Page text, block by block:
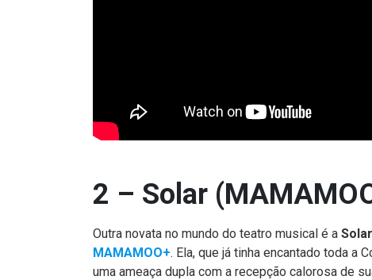
2 – Solar
Outra novata no mundo do teatro musical é a Solar
MAMAMOO+. Ela, que já tinha encantado toda a
uma ameaça dupla com a recepção calorosa de